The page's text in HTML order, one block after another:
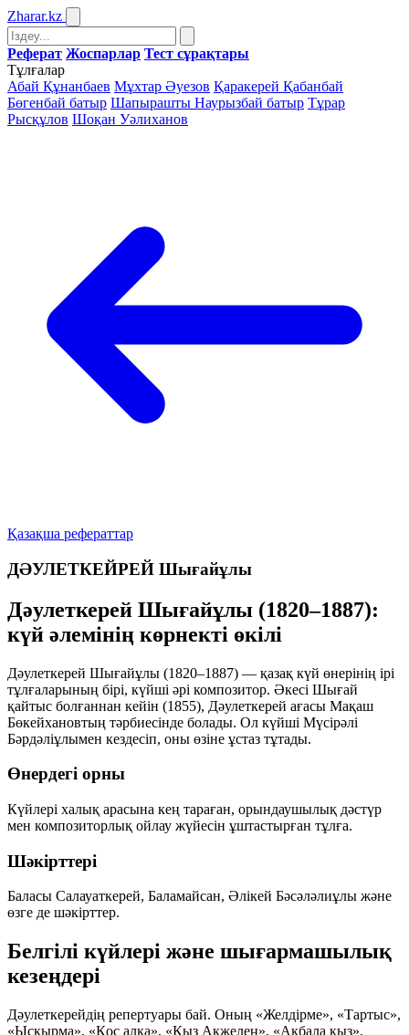
Zharar.kz
Реферат Жоспарлар Тест сұрақтары
Тұлғалар
Абай Құнанбаев Мұхтар Әуезов Қаракерей Қабанбай
Бөгенбай батыр Шапырашты Наурызбай батыр Тұрар
Рысқұлов Шоқан Уәлиханов
Қазақша рефераттар
ДӘУЛЕТКЕЙРЕЙ Шығайұлы
Дәулеткерей Шығайұлы (1820–1887):
күй әлемінің көрнекті өкілі
Дәулеткерей Шығайұлы (1820–1887) — қазақ күй өнерінің ірі
тұлғаларының бірі, күйші әрі композитор. Әкесі Шығай
қайтыс болғаннан кейін (1855), Дәулеткерей ағасы Мақаш
Бөкейхановтың тәрбиесінде болады. Ол күйші Мүсірәлі
Бәрдәліұлымен кездесіп, оны өзіне ұстаз тұтады.
Өнердегі орны
Күйлері халық арасына кең тараған, орындаушылық дәстүр
мен композиторлық ойлау жүйесін ұштастырған тұлға.
Шәкірттері
Баласы Салауаткерей, Баламайсан, Әлікей Бәсәләлиұлы және
өзге де шәкірттер.
Белгілі күйлері және шығармашылық
кезеңдері
Дәулеткерейдің репертуары бай. Оның «Желдірме», «Тартыс»,
«Ысқырма», «Қос алқа», «Қыз Ақжелең», «Ақбала қыз»,